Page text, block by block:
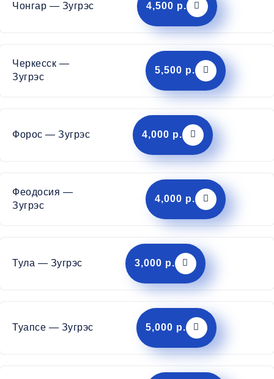
Чонгар — Зугрэс 4,500 р.
Черкесск —
Зугрэс
5,500 р.
Форос — Зугрэс 4,000 р.
Феодосия —
Зугрэс
4,000 р.
Тула — Зугрэс 3,000 р.
Туапсе — Зугрэс 5,000 р.